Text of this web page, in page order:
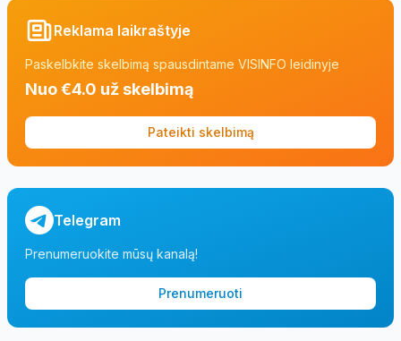
Reklama laikraštyje
Paskelbkite skelbimą spausdintame VISINFO leidinyje
Nuo €4.0 už skelbimą
Pateikti skelbimą
Telegram
Prenumeruokite mūsų kanalą!
Prenumeruoti